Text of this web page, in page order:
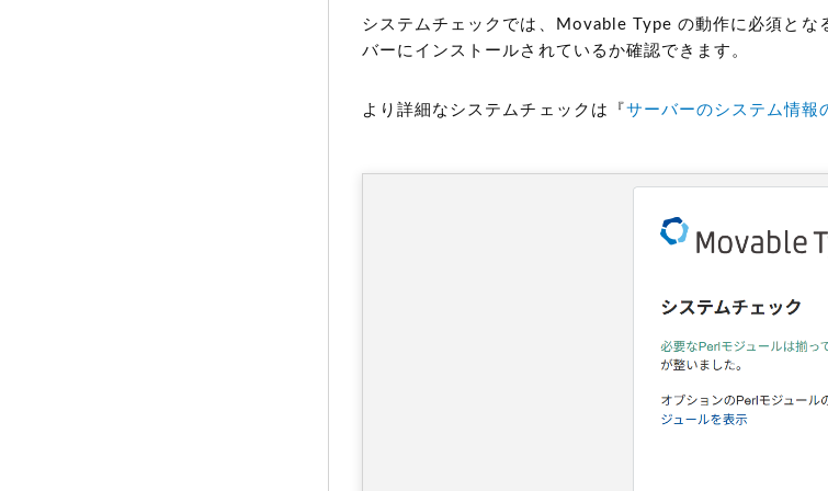
システムチェックでは、Movable Type の動作に必須と
バーにインストールされているか確認できます。
より詳細なシステムチェックは『サーバーのシステム情報